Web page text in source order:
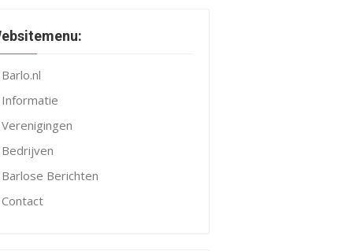
Barlo.nl
Informatie
Verenigingen
Bedrijven
Barlose Berichten
Contact